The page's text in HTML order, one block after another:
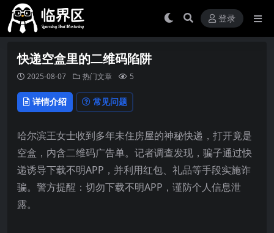
登录
快递空盒里的二维码陷阱
2025-08-07 热门文章 5
详情介绍 常见问题
哈尔滨王女士收到多年未住房屋的神秘快递，打开竟是
空盒，内含二维码广告单。记者调查发现，骗子通过快
递诱导下载不明APP，并利用红包、礼品等手段实施诈
骗。警方提醒：切勿下载不明APP，谨防个人信息泄
露。